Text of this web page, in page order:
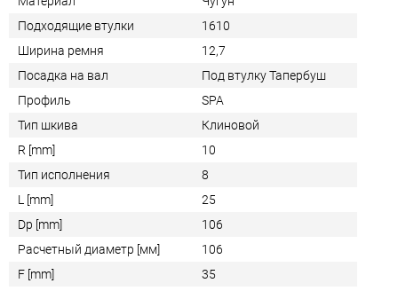
Подходящие втулки
1610
Ширина ремня
12,7
Посадка на вал
Под втулку Тапербуш
Профиль
SPA
Тип шкива
Клиновой
R [mm]
10
Тип исполнения
8
L [mm]
25
Dp [mm]
106
Расчетный диаметр [мм]
106
F [mm]
35